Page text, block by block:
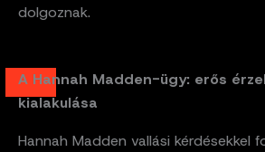
dolgoznak.
A Hannah Madden-ügy: erős
kialakulása
Hannah Madden vallási kérdésekkel